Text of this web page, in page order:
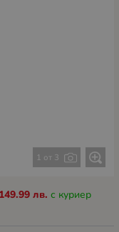
1 от 3
149.99 лв. с куриер